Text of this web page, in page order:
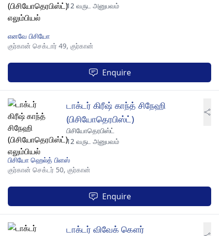
12 வருட அனுபவம்
எனவே பிசியோ
குர்கான் செக்டார் 49, குர்கான்
Enquire
டாக்டர் கிரீஷ் காந்த் சிநேஹி
(பிசியோதெரபிஸ்ட்)
பிசியோதெரபிஸ்ட்
12 வருட அனுபவம்
பிசியோ ஹெல்த் பிளஸ்
குர்கான் செக்டர் 50, குர்கான்
Enquire
டாக்டர் விவேக் கௌர்